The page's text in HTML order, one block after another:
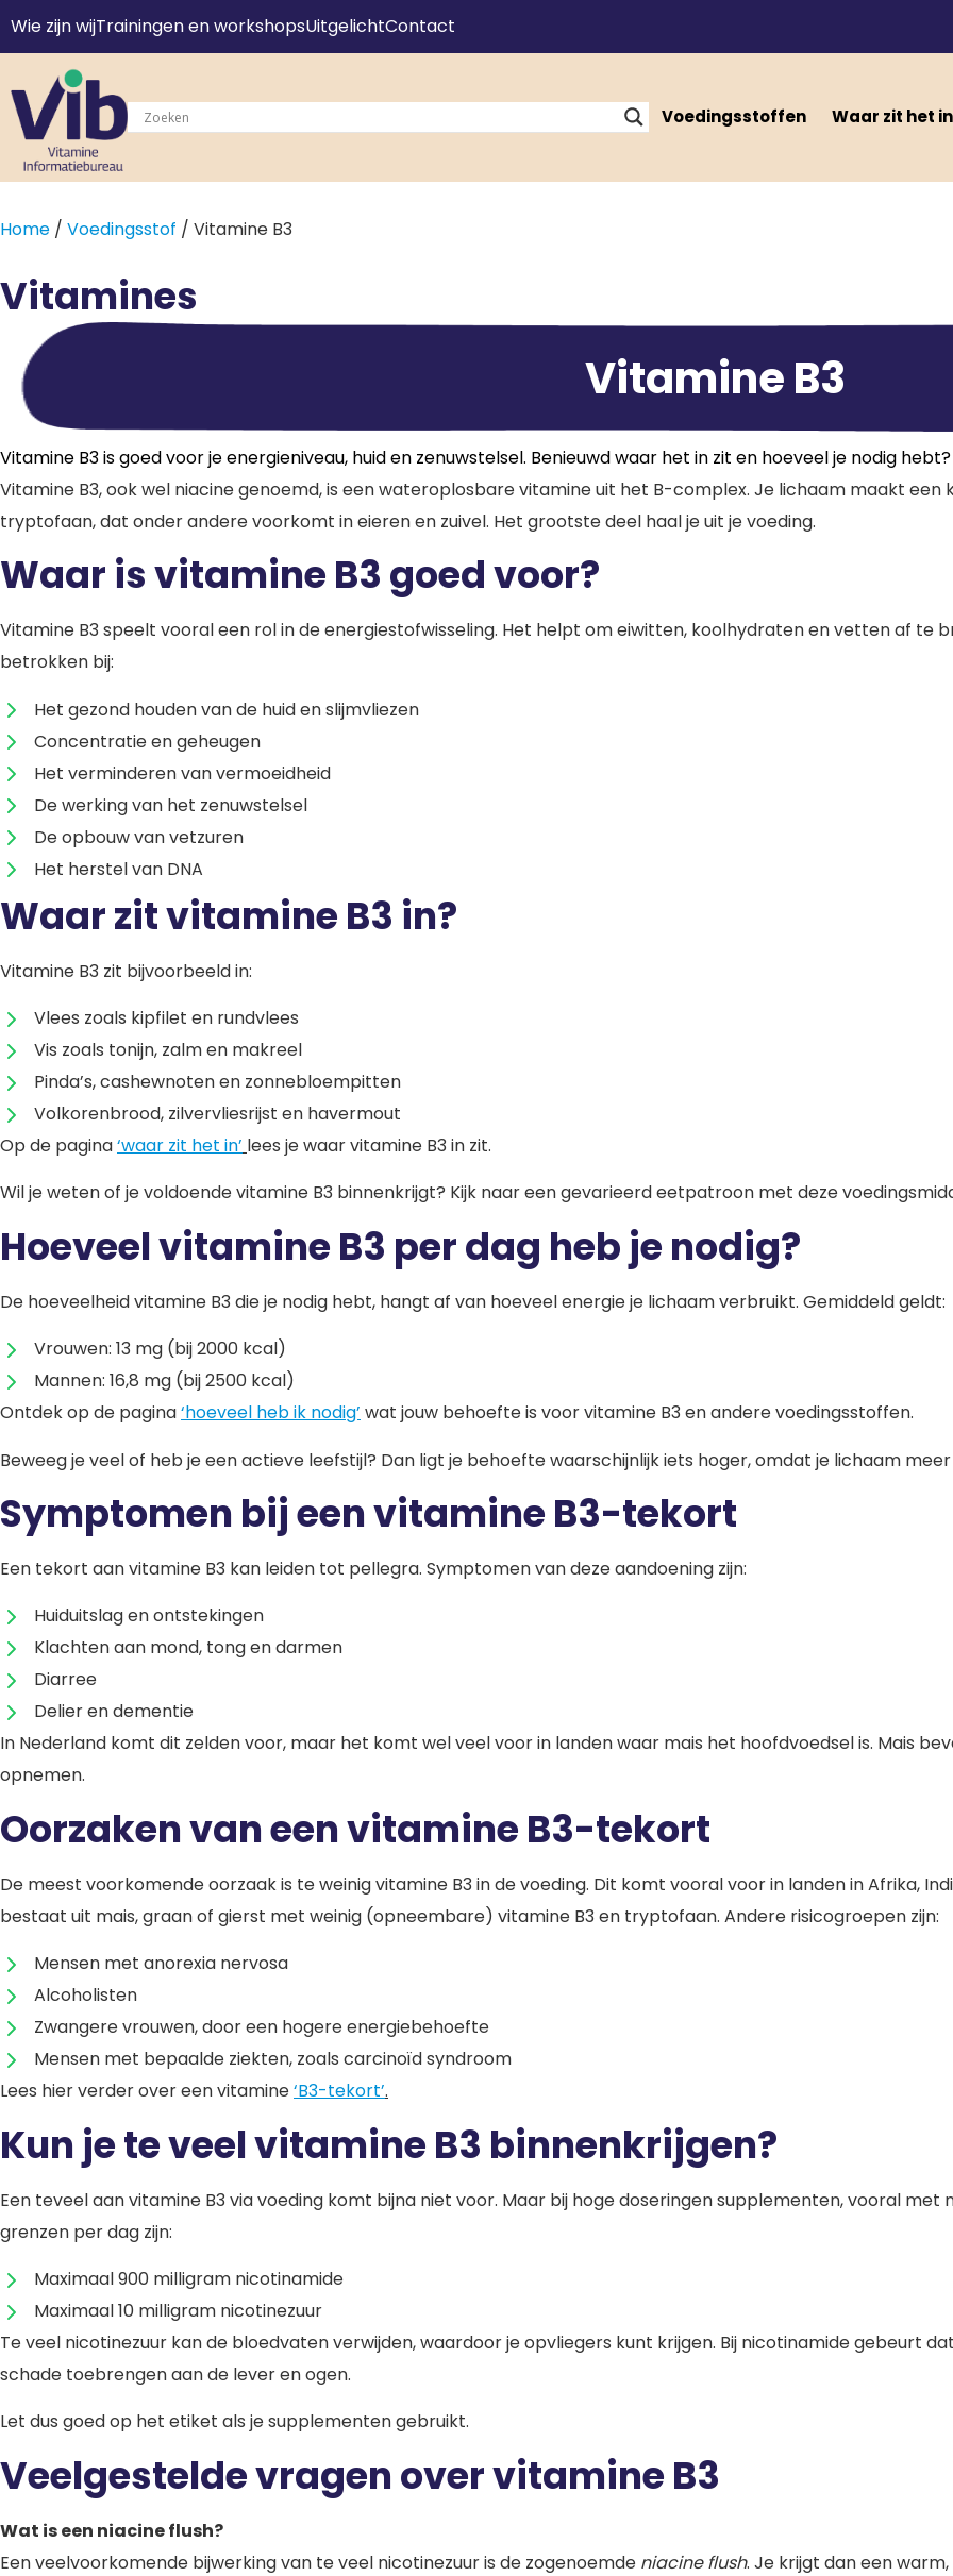
Wie zijn wijTrainingen en workshopsUitgelichtContact
Voedingsstoffen Waar zit het in
Home / Voedingsstof / Vitamine B3
Vitamines
Vitamine B3
Vitamine B3 is goed voor je energieniveau, huid en zenuwstelsel. Benieuwd waar het in zit en hoeveel je nodig
Vitamine B3, ook wel niacine genoemd, is een wateroplosbare vitamine uit het B-complex. Je lichaam maakt
tryptofaan, dat onder andere voorkomt in eieren en zuivel. Het grootste deel haal je uit je voeding.
Waar is vitamine B3 goed voor?
Vitamine B3 speelt vooral een rol in de energiestofwisseling. Het helpt om eiwitten, koolhydraten en vetten af te
betrokken bij:
Het gezond houden van de huid en slijmvliezen
Concentratie en geheugen
Het verminderen van vermoeidheid
De werking van het zenuwstelsel
De opbouw van vetzuren
Het herstel van DNA
Waar zit vitamine B3 in?
Vitamine B3 zit bijvoorbeeld in:
Vlees zoals kipfilet en rundvlees
Vis zoals tonijn, zalm en makreel
Pinda’s, cashewnoten en zonnebloempitten
Volkorenbrood, zilvervliesrijst en havermout
Op de pagina‘waar zit het in’ lees je waar vitamine B3 in zit.
Wil je weten of je voldoende vitamine B3 binnenkrijgt? Kijk naar een gevarieerd eetpatroon met deze
Hoeveel vitamine B3 per dag heb je nodig?
De hoeveelheid vitamine B3 die je nodig hebt, hangt af van hoeveel energie je lichaam verbruikt. Gemiddeld geldt:
Vrouwen: 13 mg (bij 2000 kcal)
Mannen: 16,8 mg (bij 2500 kcal)
Ontdek op de pagina‘hoeveel heb ik nodig’ wat jouw behoefte is voor vitamine B3 en andere voedingsstoffen.
Beweeg je veel of heb je een actieve leefstijl? Dan ligt je behoefte waarschijnlijk iets hoger, omdat je lichaam
Symptomen bij een vitamine B3-tekort
Een tekort aan vitamine B3 kan leiden tot pellegra. Symptomen van deze aandoening zijn:
Huiduitslag en ontstekingen
Klachten aan mond, tong en darmen
Diarree
Delier en dementie
In Nederland komt dit zelden voor, maar het komt wel veel voor in landen waar mais het hoofdvoedsel is. Mais
opnemen.
Oorzaken van een vitamine B3-tekort
De meest voorkomende oorzaak is te weinig vitamine B3 in de voeding. Dit komt vooral voor in landen in Afrika,
bestaat uit mais, graan of gierst met weinig (opneembare) vitamine B3 en tryptofaan. Andere risicogroepen zijn:
Mensen met anorexia nervosa
Alcoholisten
Zwangere vrouwen, door een hogere energiebehoefte
Mensen met bepaalde ziekten, zoals carcinoïd syndroom
Lees hier verder over een vitamine‘B3-tekort’.
Kun je te veel vitamine B3 binnenkrijgen?
Een teveel aan vitamine B3 via voeding komt bijna niet voor. Maar bij hoge doseringen supplementen, vooral met
grenzen per dag zijn:
Maximaal 900 milligram nicotinamide
Maximaal 10 milligram nicotinezuur
Te veel nicotinezuur kan de bloedvaten verwijden, waardoor je opvliegers kunt krijgen. Bij nicotinamide gebeurt
schade toebrengen aan de lever en ogen.
Let dus goed op het etiket als je supplementen gebruikt.
Veelgestelde vragen over vitamine B3
Wat is een niacine flush?
Een veelvoorkomende bijwerking van te veel nicotinezuur is de zogenoemde niacine flush. Je krijgt dan een